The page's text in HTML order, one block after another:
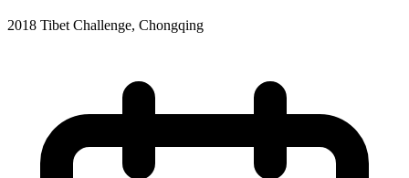
2018 Tibet Challenge, Chongqing